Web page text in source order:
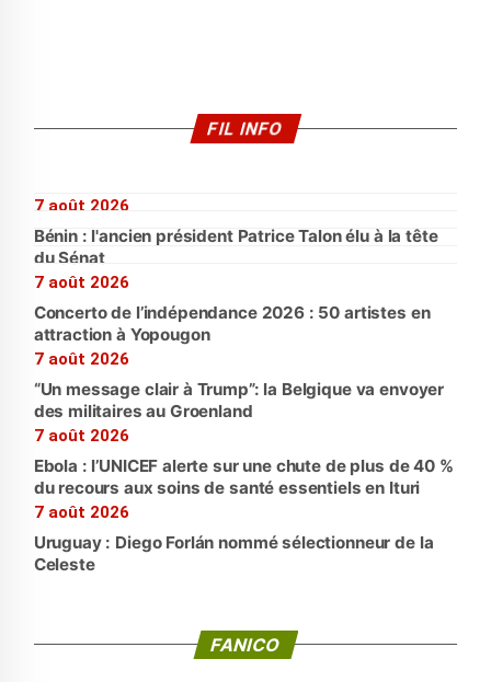
FIL INFO
7 août 2026
Bénin : l'ancien président Patrice Talon élu à la tête
du Sénat
7 août 2026
Concerto de l’indépendance 2026 : 50 artistes en
attraction à Yopougon
7 août 2026
“Un message clair à Trump”: la Belgique va envoyer
des militaires au Groenland
7 août 2026
Ebola : l’UNICEF alerte sur une chute de plus de 40 %
du recours aux soins de santé essentiels en Ituri
7 août 2026
Uruguay : Diego Forlán nommé sélectionneur de la
Celeste
FANICO